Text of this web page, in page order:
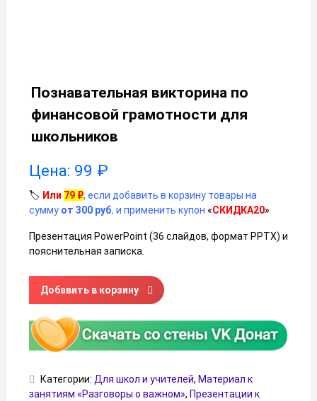
Познавательная викторина по
финансовой грамотности для
школьников
Цена: 99 ₽
🏷️ Или 79 ₽, если добавить в корзину товары на
сумму от 300 руб. и применить купон «СКИДКА20»
Презентация PowerPoint (36 слайдов, формат PPTX) и
пояснительная записка.
Количество товара Познавательная викторина по
Добавить в корзину
Категории: Для школ и учителей, Материал к
занятиям «Разговоры о важном», Презентации к